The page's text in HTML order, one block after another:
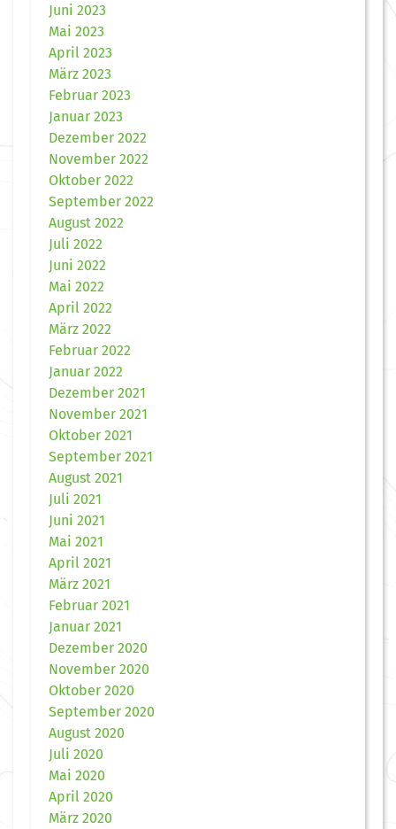
Juni 2023
Mai 2023
April 2023
März 2023
Februar 2023
Januar 2023
Dezember 2022
November 2022
Oktober 2022
September 2022
August 2022
Juli 2022
Juni 2022
Mai 2022
April 2022
März 2022
Februar 2022
Januar 2022
Dezember 2021
November 2021
Oktober 2021
September 2021
August 2021
Juli 2021
Juni 2021
Mai 2021
April 2021
März 2021
Februar 2021
Januar 2021
Dezember 2020
November 2020
Oktober 2020
September 2020
August 2020
Juli 2020
Mai 2020
April 2020
März 2020